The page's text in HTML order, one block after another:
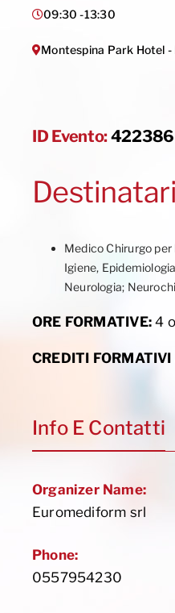
09:30 -13:30
Montespina Park Hotel -
ID Evento:422386
Medico Chirurgo
Igiene,
Neurologia;
ORE FORMATIVE:4
CREDITI
Info E Contatti
Organizer Name:
Euromediform srl
Phone:
0557954230